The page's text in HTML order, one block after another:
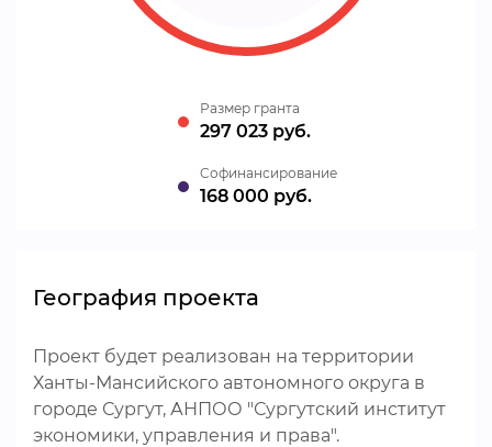
Размер гранта
297 023 руб.
Cофинансирование
168 000 руб.
География проекта
Проект будет реализован на территории
Ханты-Мансийского автономного округа в
городе Сургут, АНПОО "Сургутский институт
экономики, управления и права".